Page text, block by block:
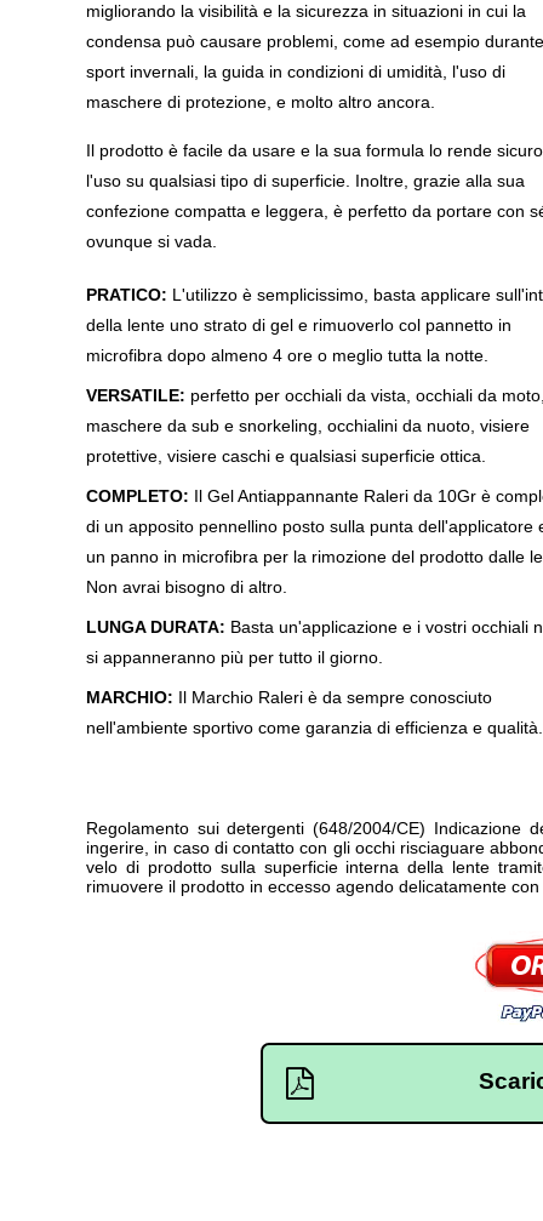
migliorando la visibilità e la sicurezza in situazioni in cui la
condensa può causare problemi, come ad esempio
sport invernali, la guida in condizioni di umidità, l'uso di
maschere di protezione, e molto altro ancora.
Il prodotto è facile da usare e la sua formula lo rende
l'uso su qualsiasi tipo di superficie. Inoltre, grazie alla sua
confezione compatta e leggera, è perfetto da portare con
ovunque si vada.
PRATICO: L'utilizzo è semplicissimo, basta applicare
della lente uno strato di gel e rimuoverlo col pannetto in
microfibra dopo almeno 4 ore o meglio tutta la notte.
VERSATILE: perfetto per occhiali da vista, occhiali da
maschere da sub e snorkeling, occhialini da nuoto, visiere
protettive, visiere caschi e qualsiasi superficie ottica.
COMPLETO: Il Gel Antiappannante Raleri da 10Gr è
di un apposito pennellino posto sulla punta dell'applicatore
un panno in microfibra per la rimozione del prodotto dalle
Non avrai bisogno di altro.
LUNGA DURATA: Basta un'applicazione e i vostri occhiali
si appanneranno più per tutto il giorno.
MARCHIO: Il Marchio Raleri è da sempre conosciuto
nell'ambiente sportivo come garanzia di efficienza e qualità.
Regolamento sui detergenti (648/2004/CE) Indicazione
ingerire, in caso di contatto con gli occhi risciaguare
velo di prodotto sulla superficie interna della lente
rimuovere il prodotto in eccesso agendo delicatamente